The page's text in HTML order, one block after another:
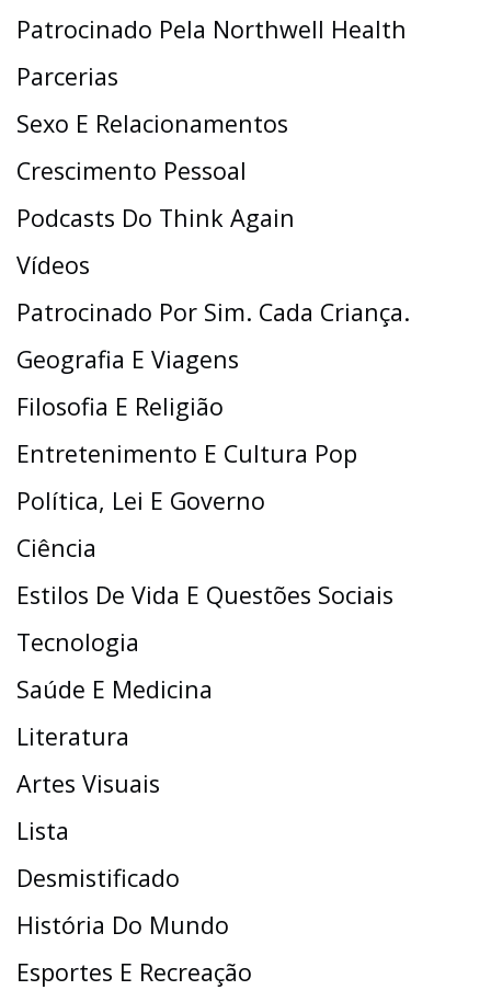
Patrocinado Pela Northwell Health
Parcerias
Sexo E Relacionamentos
Crescimento Pessoal
Podcasts Do Think Again
Vídeos
Patrocinado Por Sim. Cada Criança.
Geografia E Viagens
Filosofia E Religião
Entretenimento E Cultura Pop
Política, Lei E Governo
Ciência
Estilos De Vida E Questões Sociais
Tecnologia
Saúde E Medicina
Literatura
Artes Visuais
Lista
Desmistificado
História Do Mundo
Esportes E Recreação